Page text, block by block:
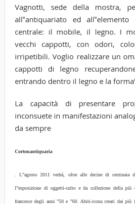
Vagnotti, sede della mostra,
all‟antiquariato ed
centrale: il mobile, il legno. I
vecchi cappotti, con odori,
irripetibili. Voglio realizzare un
cappotti di legno
entrando dentro il legno e la
La capacità di presentare
inconsuete in manifestazioni
da sempre
Cortonantiquaria
. L‟agosto 2011 vedrà, oltre alle decine di centinaia
l‟esposizione di oggetti-culto e da collezione della più
francesce degli anni ‟50 e ‟60. Abiti-icona creati dai